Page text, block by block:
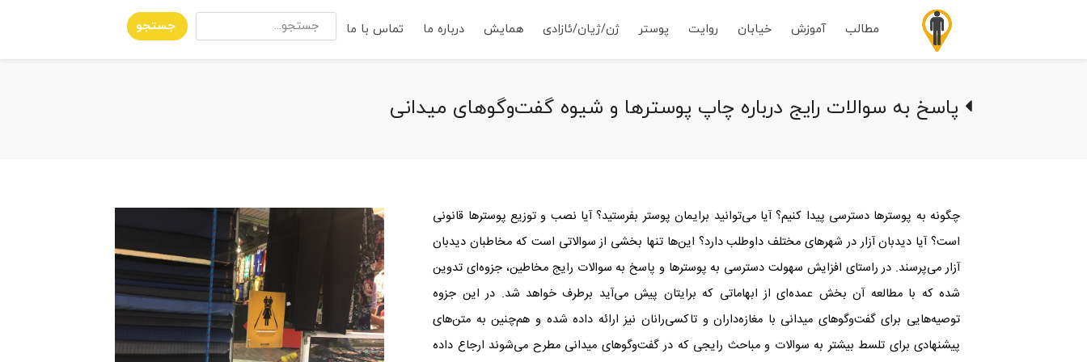
مطالب آموزش خیابان روایت پوستر ژن/ژیان/ئازادی همایش درباره ما تماس با ما جستجو
پاسخ به سوالات رایج درباره چاپ پوسترها و شیوه‌ گفت‌وگوهای میدانی
چگونه به پوسترها دسترسی پیدا کنیم؟ آیا می‌توانید برایمان پوستر بفرستید؟ آیا نصب و توزیع پوسترها قانونی
است؟ آیا دیدبان آزار در شهرهای مختلف داوطلب دارد؟ این‌ها تنها بخشی از سوالاتی است که مخاطبان دیدبان
آزار می‌پرسند. در راستای افزایش سهولت دسترسی به پوسترها و پاسخ به سوالات رایج مخاطین، جزوه‌ای تدوین
شده که با مطالعه آن بخش عمده‌ای از ابهاماتی که برایتان پیش می‌آید برطرف خواهد شد. در این جزوه
توصیه‌هایی برای گفت‌وگوهای میدانی با مغازه‌داران و تاکسی‌رانان نیز ارائه داده شده و هم‌چنین به متن‌های
پیشنهادی برای تلسط بیشتر به سوالات و مباحث رایجی که در گفت‌وگو‌های میدانی مطرح می‌شوند ارجاع داده